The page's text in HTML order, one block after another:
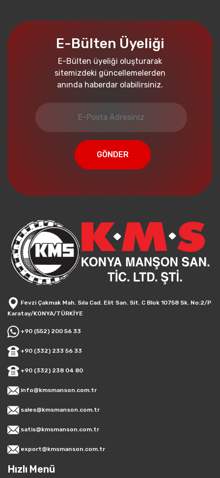
E-Bülten Üyeliği
E-Bülten üyeliği oluşturarak
sitemizdeki güncellemelerden
anında haberdar olabilirsiniz.
GÖNDER
Fevzi Çakmak Mah. Sıla Cad. Elit San. Sit. C Blok 10758 Sk. No:2/P
Karatay/KONYA/TÜRKİYE
+90 (552) 200 56 33
+90 (332) 233 56 33
+90 (332) 238 04 80
info@kmsmanson.com.tr
sales@kmsmanson.com.tr
satis@kmsmanson.com.tr
export@kmsmanson.com.tr
Hızlı Menü